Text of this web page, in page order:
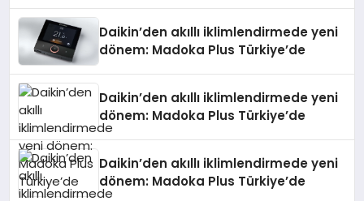
Daikin’den akıllı iklimlendirmede yeni
dönem: Madoka Plus Türkiye’de
Daikin’den akıllı iklimlendirmede yeni
dönem: Madoka Plus Türkiye’de
Daikin’den akıllı iklimlendirmede yeni
dönem: Madoka Plus Türkiye’de